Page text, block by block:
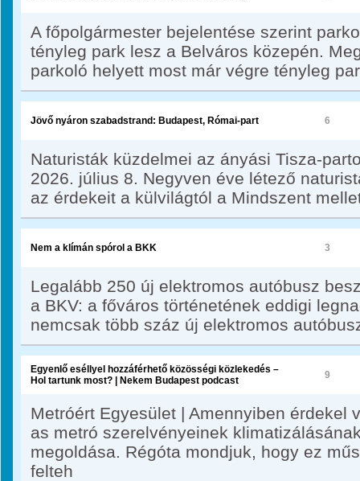
A főpolgármester bejelentése szerint
tényleg park lesz a Belváros közepén.
parkoló helyett most már végre tényleg
Jövő nyáron szabadstrand: Budapest, Római-part 6
Naturisták küzdelmei az ányási Tisza-
2026. július 8. Negyven éve létező
az érdekeit a külvilágtól a Mindszent
Nem a klímán spórol a BKK 3
Legalább 250 új elektromos autóbusz
a BKV: a főváros történetének eddigi
nemcsak több száz új elektromos
Egyenlő eséllyel hozzáférhető közösségi közlekedés –
Hol tartunk most? | Nekem Budapest podcast
9
Metróért Egyesület | Amennyiben érdekel
as metró szerelvényeinek
megoldása. Régóta mondjuk, hogy ez
felteh